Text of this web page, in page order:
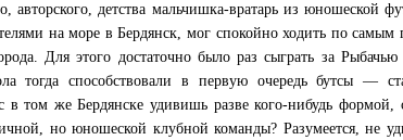
авторского, детства мальчишка-вратарь из юношеской
на море в Бердянск, мог спокойно ходить по самым
Для этого достаточно было раз сыграть за
тогда способствовали в первую очередь бутсы —
в том же Бердянске удивишь разве кого-нибудь
но юношеской клубной команды? Разумеется, не